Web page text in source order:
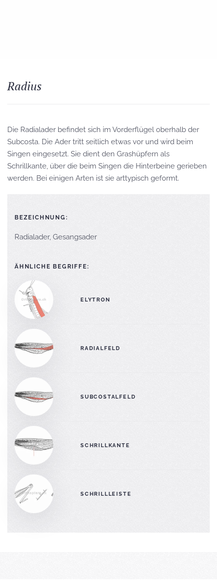
Radius
Die Radialader befindet sich im Vorderflügel oberhalb der
Subcosta. Die Ader tritt seitlich etwas vor und wird beim
Singen eingesetzt. Sie dient den Grashüpfern als
Schrillkante, über die beim Singen die Hinterbeine gerieben
werden. Bei einigen Arten ist sie arttypisch geformt.
BEZEICHNUNG:
Radialader, Gesangsader
ÄHNLICHE BEGRIFFE:
ELYTRON
RADIALFELD
SUBCOSTALFELD
SCHRILLKANTE
SCHRILLLEISTE